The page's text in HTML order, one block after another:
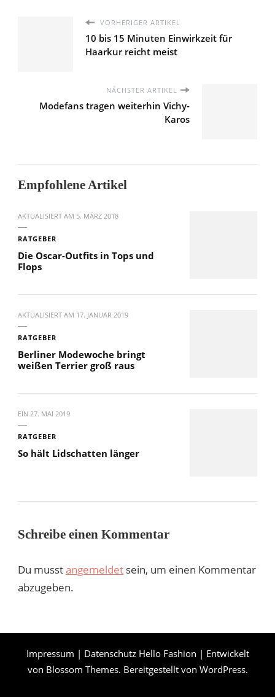
VORHERIGER ARTIKEL
10 bis 15 Minuten Einwirkzeit für
Haarkur reicht meist
NÄCHSTER ARTIKEL
Modefans tragen weiterhin Vichy-
Karos
Empfohlene Artikel
AKTUALISIERT AM 5. MÄRZ 2018
RATGEBER
Die Oscar-Outfits in Tops und
Flops
AKTUALISIERT AM 17. JANUAR 2019
RATGEBER
Berliner Modewoche bringt
weißen Terrier groß raus
EIN 27. MAI 2019
RATGEBER
So hält Lidschatten länger
Schreibe einen Kommentar
Du musstangemeldet sein, um einen Kommentar
abzugeben.
Impressum | DatenschutzHello Fashion | Entwickelt
von Blossom Themes. Bereitgestellt von WordPress.